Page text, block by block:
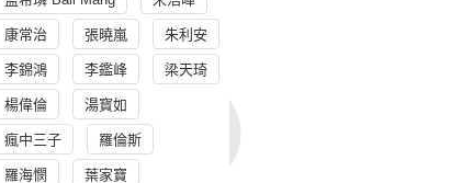
康常治 張曉嵐 朱利安
李錦鴻 李鑑峰 梁天琦
楊偉倫 湯寳如
瘋中三子 羅倫斯
羅海憫 葉家寶